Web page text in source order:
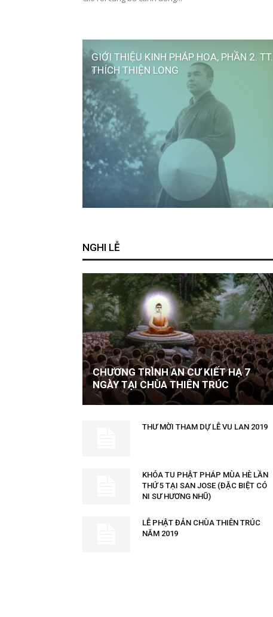
GIỚI THIỆU KINH PHÁP HOA, PHẦN 2. TT.
THÍCH THIỆN LONG
NGHI LỄ
CHƯƠNG TRÌNH AN CƯ KIẾT HẠ 7
NGÀY TẠI CHÙA THIÊN TRÚC
THƯ MỜI THAM DỰ LỄ VU LAN 2019
KHÓA TU PHẬT PHÁP MÙA HÈ LẦN
THỨ 5 TẠI SAN JOSE (ĐẶC BIỆT CÓ
NI SƯ HƯƠNG NHŨ)
LỄ PHẬT ĐẢN CHÙA THIÊN TRÚC
NĂM 2019